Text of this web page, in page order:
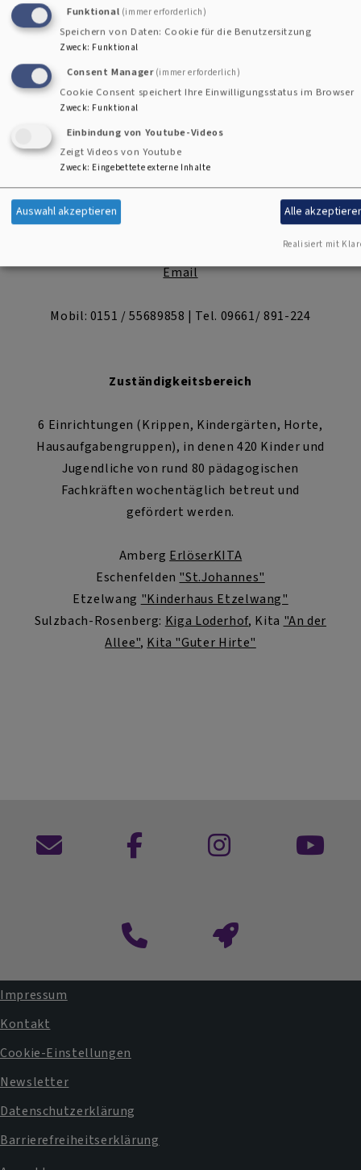
Sabine Scholz
Evang.-Luth. Verwaltungsstelle
Sulzbach/Weiden, Büro Sulzbach-Rosenberg
Pfarrgasse 3, 92237 Sulzbach-Rosenberg
Email
Mobil: 0151 / 55689858 | Tel. 09661/ 891-224
Zuständigkeitsbereich
6 Einrichtungen (Krippen, Kindergärten, Horte,
Hausaufgabengruppen), in denen 420 Kinder und
Jugendliche von rund 80 pädagogischen
Fachkräften wochentäglich betreut und
gefördert werden.
Amberg ErlöserKITA
Eschenfelden "St.Johannes"
Etzelwang "Kinderhaus Etzelwang"
Sulzbach-Rosenberg: Kiga Loderhof, Kita "An der
Allee", Kita "Guter Hirte"
Kontaktformular
Fußbereichsmenü
Impressum
Kontakt
Cookie-Einstellungen
Newsletter
Datenschutzerklärung
Barrierefreiheitserklärung
Funktional (immer erforderlich)
Speichern von Daten: Cookie für die Benutzersitzung
Zweck: Funktional
Consent Manager (immer erforderlich)
Cookie Consent speichert Ihre Einwilligungsstatus im Browser
Zweck: Funktional
Einbindung von Youtube-Videos
Zeigt Videos von Youtube
Zweck: Eingebettete externe Inhalte
Auswahl akzeptieren Alle
Realisiert mit